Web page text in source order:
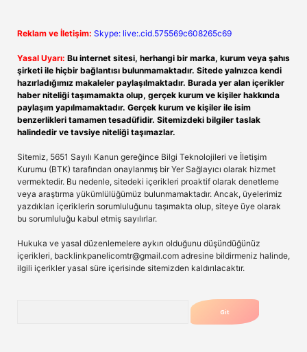
Reklam ve İletişim: Skype: live:.cid.575569c608265c69
Yasal Uyarı: Bu internet sitesi, herhangi bir marka, kurum veya şahıs
şirketi ile hiçbir bağlantısı bulunmamaktadır. Sitede yalnızca kendi
hazırladığımız makaleler paylaşılmaktadır. Burada yer alan içerikler
haber niteliği taşımamakta olup, gerçek kurum ve kişiler hakkında
paylaşım yapılmamaktadır. Gerçek kurum ve kişiler ile isim
benzerlikleri tamamen tesadüfidir. Sitemizdeki bilgiler taslak
halindedir ve tavsiye niteliği taşımazlar.
Sitemiz, 5651 Sayılı Kanun gereğince Bilgi Teknolojileri ve İletişim
Kurumu (BTK) tarafından onaylanmış bir Yer Sağlayıcı olarak hizmet
vermektedir. Bu nedenle, sitedeki içerikleri proaktif olarak denetleme
veya araştırma yükümlülüğümüz bulunmamaktadır. Ancak, üyelerimiz
yazdıkları içeriklerin sorumluluğunu taşımakta olup, siteye üye olarak
bu sorumluluğu kabul etmiş sayılırlar.
Hukuka ve yasal düzenlemelere aykırı olduğunu düşündüğünüz
içerikleri, backlinkpanelicomtr@gmail.com adresine bildirmeniz halinde,
ilgili içerikler yasal süre içerisinde sitemizden kaldırılacaktır.